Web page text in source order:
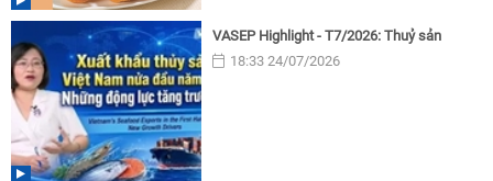
VASEP Highlight - T7/2026: Thuỷ sản
18:33 24/07/2026